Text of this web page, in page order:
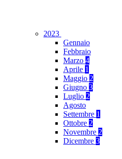
2023
Gennaio
Febbraio
Marzo 4
Aprile 1
Maggio 2
Giugno 3
Luglio 2
Agosto
Settembre 1
Ottobre 2
Novembre 2
Dicembre 3